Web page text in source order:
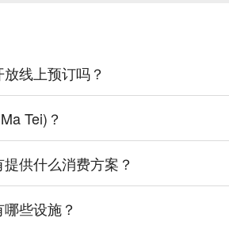
线上预订吗？
Tei)？
供什么消费方案？
些设施？